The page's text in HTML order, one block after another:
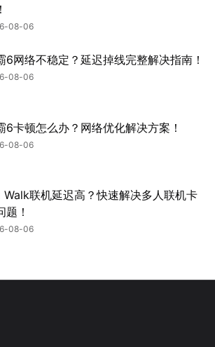
08-06
6网络不稳定？延迟掉线完整解决指南！
08-06
6卡顿怎么办？网络优化解决方案！
08-06
Walk联机延迟高？快速解决多人联机卡
题！
08-06